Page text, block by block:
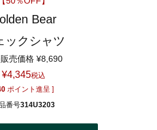
Bear
ックシャツ
売価格 ¥8,690
¥4,345税込
ポイント進呈 ]
番号314U3203